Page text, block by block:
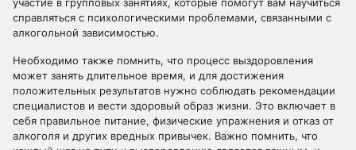
справляться с психологическими проблемами, связанными с
алкогольной зависимостью.
Необходимо также помнить, что процесс выздоровления
может занять длительное время, и для достижения
положительных результатов нужно соблюдать рекомендации
специалистов и вести здоровый образ жизни. Это включает в
себя правильное питание, физические упражнения и отказ от
алкоголя и других вредных привычек. Важно помнить, что